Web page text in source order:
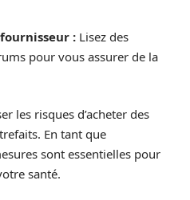
: Lisez des
pour vous assurer de la
les risques d’acheter des
En tant que
sont essentielles pour
santé.